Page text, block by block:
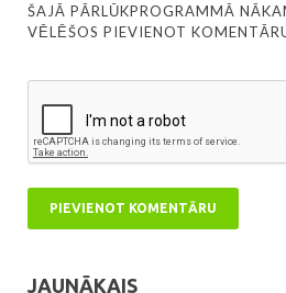
ŠAJĀ PĀRLŪKPROGRAMMĀ
VĒLĒŠOS PIEVIENOT
JAUNĀKAIS